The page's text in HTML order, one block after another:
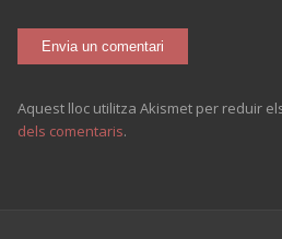
Aquest lloc utilitza Akismet per reduir
dels comentaris.